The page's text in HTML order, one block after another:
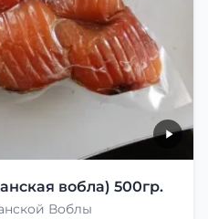
вобла) 500гр.
Воблы